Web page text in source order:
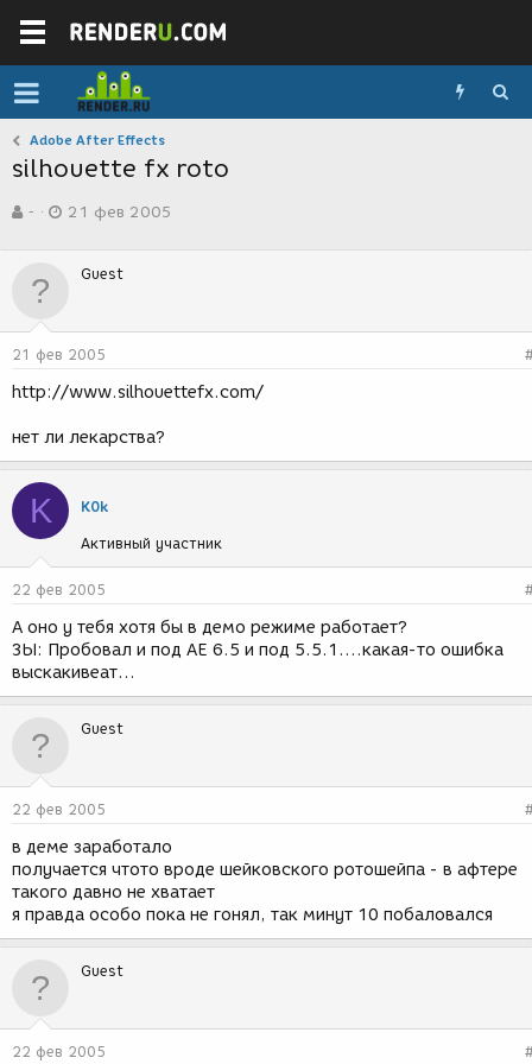
Adobe After Effects
silhouette fx roto
в
р
м
-
а
д
н
я
21 фев 2005
Guest
21 фев 2005
http://www.silhouettefx.com/
нет ли лекарства?
K K0k
Активный участник
22 фев 2005
А оно у тебя хотя бы в демо режиме работает?
ЗЫ: Пробовал и под АЕ 6.5 и под 5.5.1....какая-то ошибка
выскакивеат...
Guest
22 фев 2005
в деме заработало
получается чтото вроде шейковского ротошейпа - в афтере
такого давно не хватает
я правда особо пока не гонял, так минут 10 побаловался
Guest
22 фев 2005